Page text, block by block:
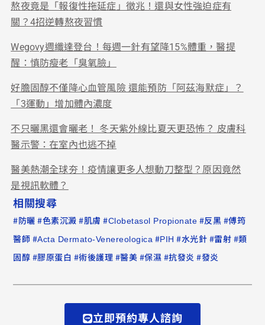
熬夜竟是「報復性拖延症」徵兆！還與女性強迫症有
關？4招逆轉熬夜習慣
Wegovy週纖達登台！每週一針有望降15%體重，醫提
醒：慎防瘦老「臭氧臉」
好膽固醇不僅降心血管風險 還能預防「阿茲海默症」？
「3運動」增加體內濃度
不只曬黑還會曬老！ 冬天紫外線比夏天更恐怖？ 皮膚科
醫示警：在室內也逃不掉
醫美熱潮全球夯！疫情讓更多人想動刀整型？原因竟然
是視訊軟體？
相關搜尋
#防曬 #色素沉澱 #肌膚 #Clobetasol Propionate #反黑 #傅筠
醫師 #Acta Dermato-Venereologica #PIH #水光針 #雷射 #類
固醇 #膠原蛋白 #術後護理 #醫美 #保濕 #抗發炎 #發炎
立即預約專人諮詢